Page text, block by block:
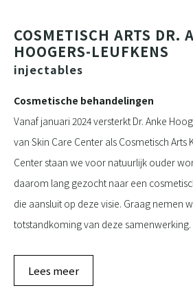
COSMETISCH ARTS DR.
HOOGERS-LEUFKENS
injectables
Cosmetische behandelingen
Vanaf januari 2024 versterkt Dr. Anke
van Skin Care Center als Cosmetisch Arts
Center staan we voor natuurlijk ouder
daarom lang gezocht naar een
die aansluit op deze visie. Graag nemen
totstandkoming van deze samenwerking.
Lees meer